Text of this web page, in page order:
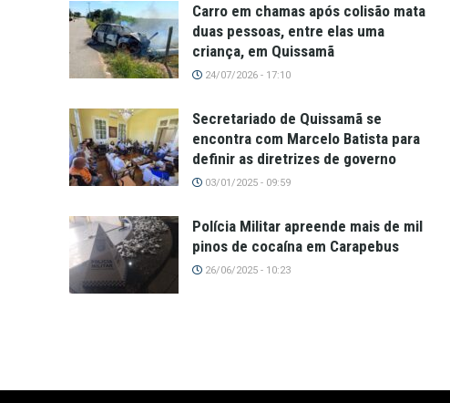
Carro em chamas após colisão mata
duas pessoas, entre elas uma
criança, em Quissamã
24/07/2026 - 17:10
Secretariado de Quissamã se
encontra com Marcelo Batista para
definir as diretrizes de governo
03/01/2025 - 09:59
Polícia Militar apreende mais de mil
pinos de cocaína em Carapebus
26/06/2025 - 10:23